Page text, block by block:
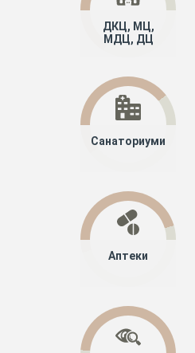
ДКЦ, МЦ,
МДЦ, ДЦ
Санаториуми
Аптеки